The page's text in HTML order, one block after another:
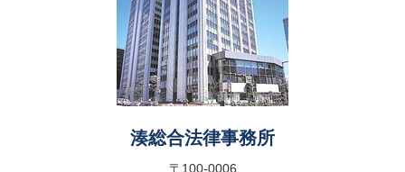
湊総合法律事務所
〒100-0006